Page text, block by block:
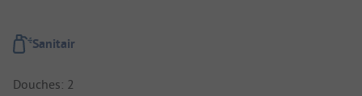
Sanitair
Douches: 2